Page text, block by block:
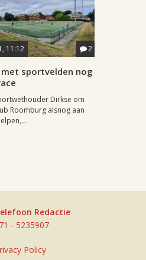
11:12 2
sportvelden nog
Dirkse om
Roomburg alsnog aan
Redactie
- 5235907
Policy